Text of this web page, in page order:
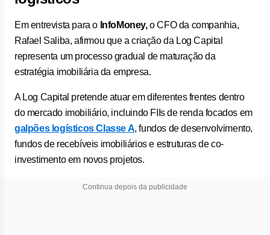
Em entrevista para o InfoMoney,o CFO da companhia,
Rafael Saliba, afirmou que a criação da Log Capital
representa um processo gradual de maturação da
estratégia imobiliária da empresa.
A Log Capital pretende atuar em diferentes frentes dentro
do mercado imobiliário, incluindo FIIs de renda focados em
galpões logísticos Classe A, fundos de desenvolvimento,
fundos de recebíveis imobiliários e estruturas de co-
investimento em novos projetos.
Continua depois da publicidade